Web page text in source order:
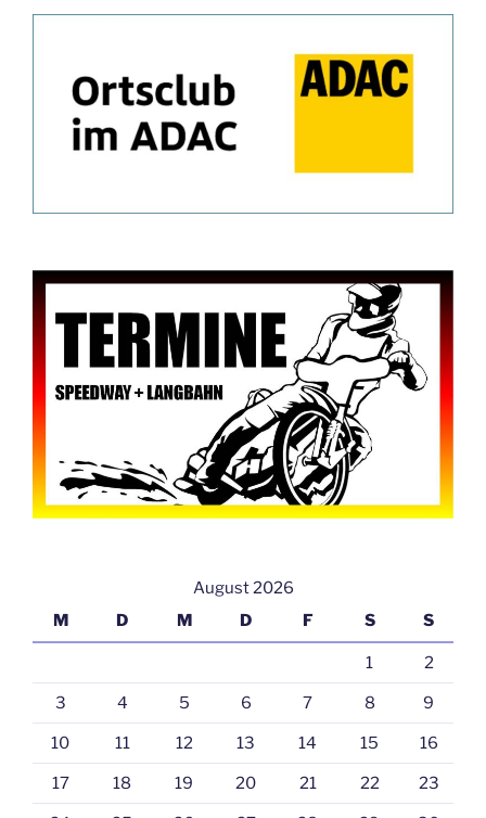
August 2026
M
D M D F S S
1 2
3 4 5 6 7 8 9
10 11 12 13 14 15 16
17 18 19 20 21 22 23